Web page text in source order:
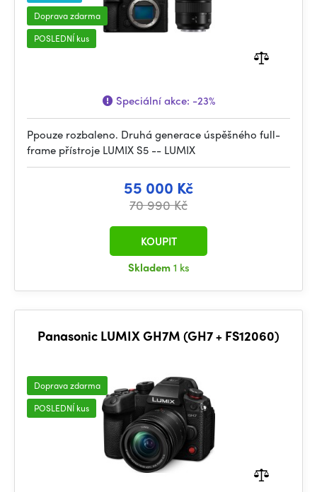
Doprava zdarma
POSLEDNÍ kus
Speciální akce: -23%
Ppouze rozbaleno. Druhá generace úspěšného full-
frame přístroje LUMIX S5 -- LUMIX
55 000 Kč
70 990 Kč
Skladem1 ks
KOUPIT
Panasonic LUMIX GH7M (GH7 + FS12060)
Doprava zdarma
POSLEDNÍ kus